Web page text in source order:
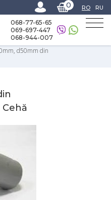
0 RO RU
068-77-65-65
069-697-447
068-944-007
d50 mm şi fitinguri din
d50mm din